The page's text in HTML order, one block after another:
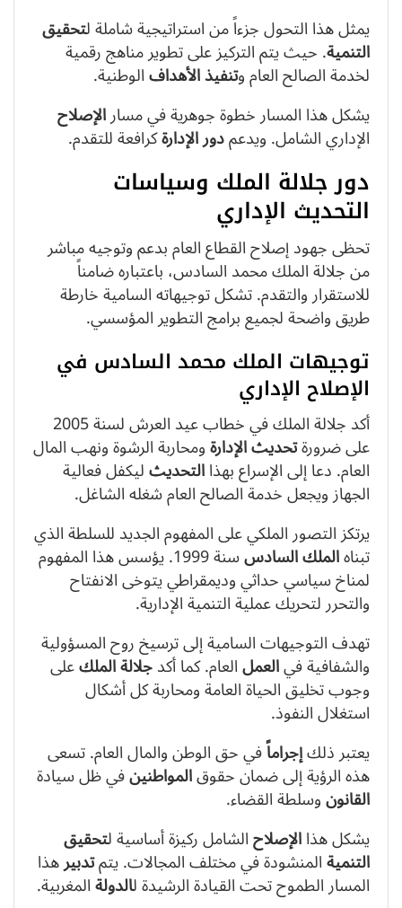
يمثل هذا التحول جزءاً من استراتيجية شاملة لتحقيق
التنمية. حيث يتم التركيز على تطوير مناهج رقمية
لخدمة الصالح العام وتنفيذالأهدافالوطنية.
يشكل هذا المسار خطوة جوهرية في مسارالإصلاح
الإداري الشامل. ويدعمدورالإدارةكرافعة للتقدم.
دور جلالة الملك وسياسات
التحديث الإداري
تحظى جهود إصلاح القطاع العام بدعم وتوجيه مباشر
من جلالة الملك محمد السادس، باعتباره ضامناً
للاستقرار والتقدم. تشكل توجيهاته السامية خارطة
طريق واضحة لجميع برامج التطوير المؤسسي.
توجيهات الملك محمد السادس في
الإصلاح الإداري
أكد جلالة الملك في خطاب عيد العرش لسنة 2005
على ضرورةتحديثالإدارةومحاربة الرشوة ونهب المال
العام. دعا إلى الإسراع بهذاالتحديثليكفل فعالية
الجهاز ويجعل خدمة الصالح العام شغله الشاغل.
يرتكز التصور الملكي على المفهوم الجديد للسلطة الذي
تبناهالملك السادس سنة 1999. يؤسس هذا المفهوم
لمناخ سياسي حداثي وديمقراطي يتوخى الانفتاح
والتحرر لتحريك عملية التنمية الإدارية.
تهدف التوجيهات السامية إلى ترسيخ روح المسؤولية
والشفافية فيالعملالعام. كما أكدجلالة الملكعلى
وجوب تخليق الحياة العامة ومحاربة كل أشكال
استغلال النفوذ.
يعتبر ذلكإجراماًفي حق الوطن والمال العام. تسعى
هذه الرؤية إلى ضمان حقوقالمواطنينفي ظل سيادة
القانونوسلطة القضاء.
يشكل هذاالإصلاحالشامل ركيزة أساسية لتحقيق
التنميةالمنشودة في مختلف المجالات. يتمتدبيرهذا
المسار الطموح تحت القيادة الرشيدة لالدولةالمغربية.